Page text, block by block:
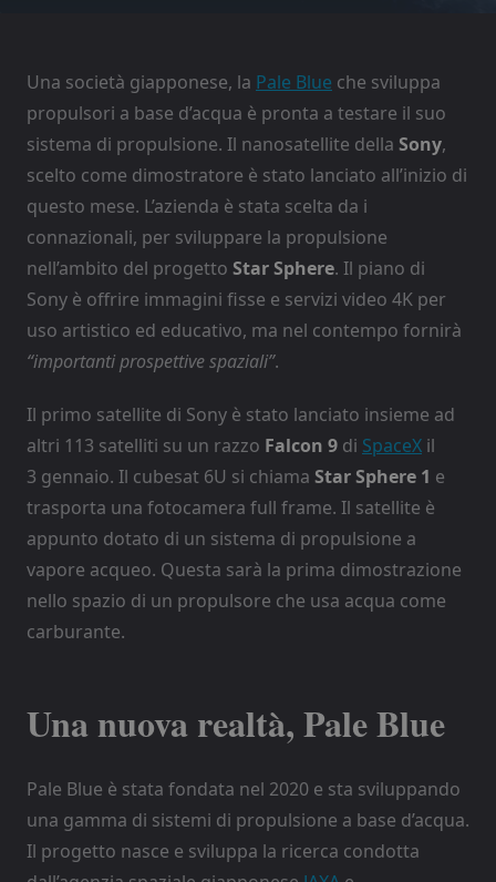
Una società giapponese, la Pale Blue che sviluppa
propulsori a base d’acqua è pronta a testare il suo
sistema di propulsione. Il nanosatellite della Sony,
scelto come dimostratore è stato lanciato all’inizio di
questo mese. L’azienda è stata scelta da i
connazionali, per sviluppare la propulsione
nell’ambito del progetto Star Sphere. Il piano di
Sony è offrire immagini fisse e servizi video 4K per
uso artistico ed educativo, ma nel contempo fornirà
“importanti prospettive spaziali”.
Il primo satellite di Sony è stato lanciato insieme ad
altri 113 satelliti su un razzo Falcon 9 di SpaceX il
3 gennaio. Il cubesat 6U si chiama Star Sphere 1 e
trasporta una fotocamera full frame. Il satellite è
appunto dotato di un sistema di propulsione a
vapore acqueo. Questa sarà la prima dimostrazione
nello spazio di un propulsore che usa acqua come
carburante.
Una nuova realtà, Pale Blue
Pale Blue è stata fondata nel 2020 e sta sviluppando
una gamma di sistemi di propulsione a base d’acqua.
Il progetto nasce e sviluppa la ricerca condotta